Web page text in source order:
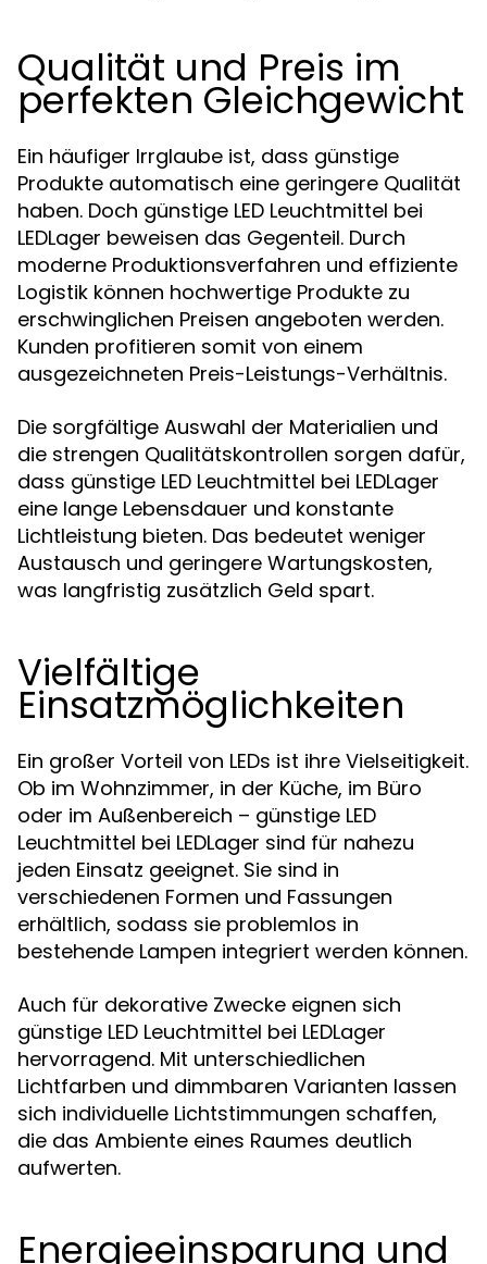
Qualität und Preis im
perfekten Gleichgewicht
Ein häufiger Irrglaube ist, dass günstige
Produkte automatisch eine geringere Qualität
haben. Doch günstige LED Leuchtmittel bei
LEDLager beweisen das Gegenteil. Durch
moderne Produktionsverfahren und effiziente
Logistik können hochwertige Produkte zu
erschwinglichen Preisen angeboten werden.
Kunden profitieren somit von einem
ausgezeichneten Preis-Leistungs-Verhältnis.
Die sorgfältige Auswahl der Materialien und
die strengen Qualitätskontrollen sorgen dafür,
dass günstige LED Leuchtmittel bei LEDLager
eine lange Lebensdauer und konstante
Lichtleistung bieten. Das bedeutet weniger
Austausch und geringere Wartungskosten,
was langfristig zusätzlich Geld spart.
Vielfältige
Einsatzmöglichkeiten
Ein großer Vorteil von LEDs ist ihre Vielseitigkeit.
Ob im Wohnzimmer, in der Küche, im Büro
oder im Außenbereich – günstige LED
Leuchtmittel bei LEDLager sind für nahezu
jeden Einsatz geeignet. Sie sind in
verschiedenen Formen und Fassungen
erhältlich, sodass sie problemlos in
bestehende Lampen integriert werden können.
Auch für dekorative Zwecke eignen sich
günstige LED Leuchtmittel bei LEDLager
hervorragend. Mit unterschiedlichen
Lichtfarben und dimmbaren Varianten lassen
sich individuelle Lichtstimmungen schaffen,
die das Ambiente eines Raumes deutlich
aufwerten.
Energieeinsparung und